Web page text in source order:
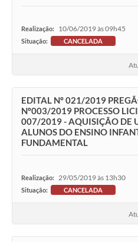
Realização: 10/06/2019 às 09h45
Situação: CANCELADA
EDITAL Nº 021/2019
Nº003/2019 PROCESSO
007/2019 - AQUISIÇÃO DE
ALUNOS DO ENSINO
FUNDAMENTAL
Realização: 29/05/2019 às 13h30
Situação: CANCELADA